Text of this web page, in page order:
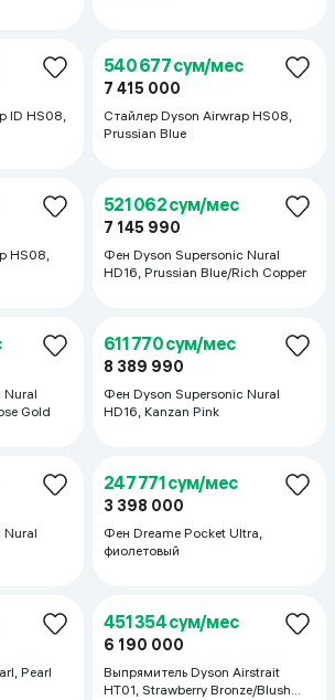
HS08,
8 055 000
Amber Silk
ID HS08,
7 415 000
Стайлер Dyson Airwrap HS08,